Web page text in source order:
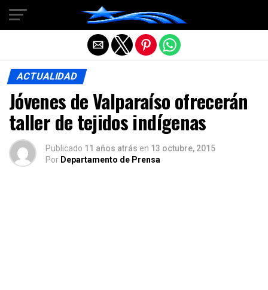
ACTUALIDAD
Jóvenes de Valparaíso ofrecerán
taller de tejidos indígenas
Publicado 11 años atrás en 13 octubre, 2015
Por Departamento de Prensa
Salir de la versión móvil